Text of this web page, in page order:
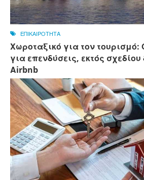
ΕΠΙΚΑΙΡΟΤΗΤΑ
Χωροταξικό για τον τουρισμό:
για επενδύσεις, εκτός
Αirbnb